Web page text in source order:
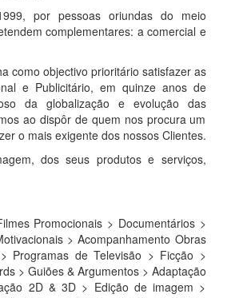
por pessoas oriundas do meio
complementares: a comercial e
como objectivo prioritário satisfazer as
e Publicitário, em quinze anos de
da globalização e evolução das
ao dispôr de quem nos procura um
o mais exigente dos nossos Clientes.
dos seus produtos e serviços,
Promocionais > Documentários >
> Acompanhamento Obras
Programas de Televisão > Ficção >
> Guiões & Argumentos > Adaptação
2D & 3D > Edição de imagem >